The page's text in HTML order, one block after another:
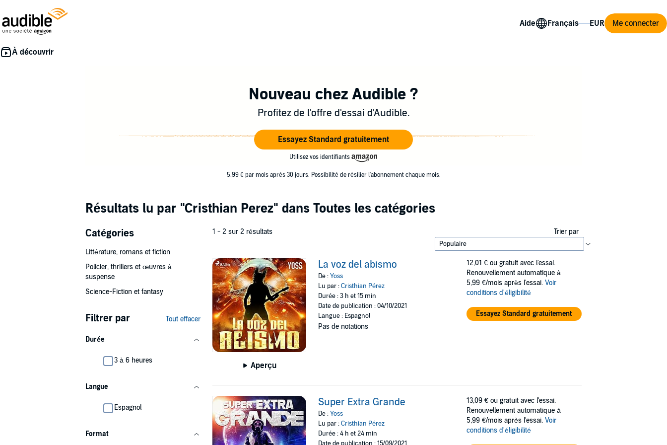
Aide Me connecter
Nouveau chez Audible ?
Profitez de l'offre d'essai d'Audible.
Essayez Standard gratuitement
Utilisez vos identifiants
5,99 € par mois après 30 jours. Possibilité de résilier l'abonnement chaque mois.
Résultats lu par "Cristhian Perez" dans Toutes les catégories
Catégories
Littérature, romans et fiction
Policier, thrillers et œuvres à
suspense
Science-Fiction et fantasy
Filtrer par Tout effacer
Durée
3 à 6 heures
Langue
Espagnol
Format
1 - 2 sur 2 résultats Trier par
Aperçu
La voz del abismo
De :Yoss
Lu par :Cristhian Pérez
Durée : 3 h et 15 min
Date de publication : 04/10/2021
Langue : Espagnol
Pas de notations
12,01 € ou gratuit avec l'essai.
Renouvellement automatique à
5,99 €/mois après l'essai. Voir
conditions d'éligibilité
Essayez Standard gratuitement
Super Extra Grande
De :Yoss
Lu par :Cristhian Pérez
Durée : 4 h et 24 min
13,09 € ou gratuit avec l'essai.
Renouvellement automatique à
5,99 €/mois après l'essai. Voir
conditions d'éligibilité